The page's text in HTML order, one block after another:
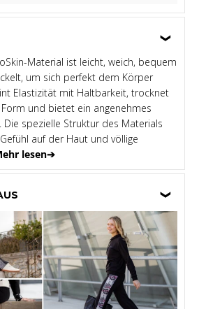
Material ist leicht, weich, bequem
um sich perfekt dem Körper
Elastizität mit Haltbarkeit, trocknet
und bietet ein angenehmes
Die spezielle Struktur des Materials
auf der Haut und völlige
lesen➔